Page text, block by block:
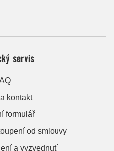
servis
kontakt
formulář
od smlouvy
a vyzvednutí